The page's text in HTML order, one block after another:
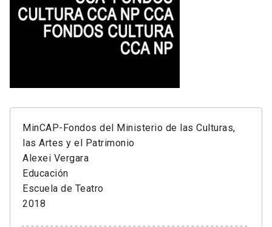
MinCAP-Fondos del Ministerio de las Culturas,
las Artes y el Patrimonio
Alexei Vergara
Educación
Escuela de Teatro
2018